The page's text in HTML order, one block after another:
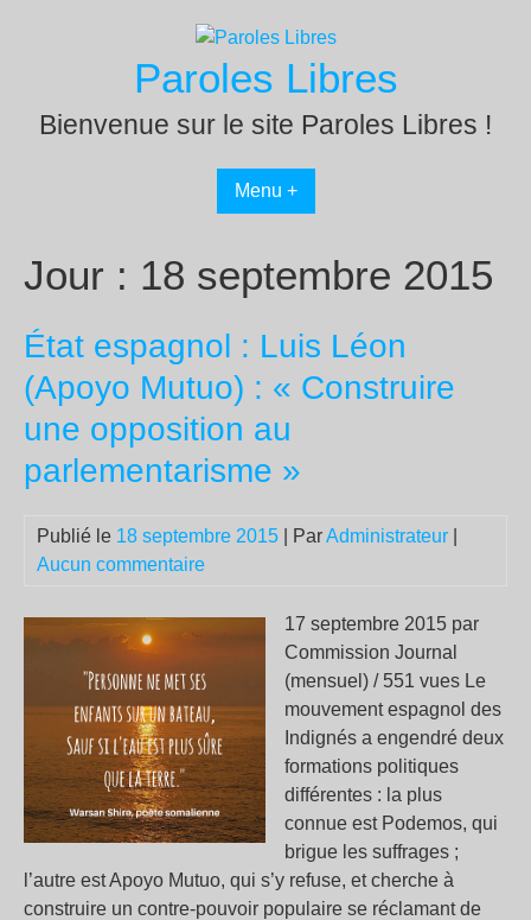
Paroles Libres
Bienvenue sur le site Paroles Libres !
Menu +
Jour : 18 septembre 2015
État espagnol : Luis Léon
(Apoyo Mutuo) : « Construire
une opposition au
parlementarisme »
Publié le 18 septembre 2015 | ParAdministrateur
Aucun commentaire
17 septembre 2015 par
Commission Journal
(mensuel) / 551 vues Le
mouvement espagnol des
Indignés a engendré deux
formations politiques
différentes : la plus
connue est Podemos, qui
brigue les suffrages ;
l’autre est Apoyo Mutuo, qui s’y refuse, et cherche à
construire un contre-pouvoir populaire se réclamant de